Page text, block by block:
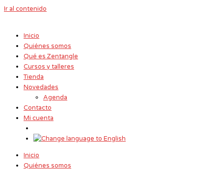
Ir al contenido
Inicio
Quiénes somos
Qué es Zentangle
Cursos y talleres
Tienda
Novedades
Agenda
Contacto
Mi cuenta
Inicio
Quiénes somos